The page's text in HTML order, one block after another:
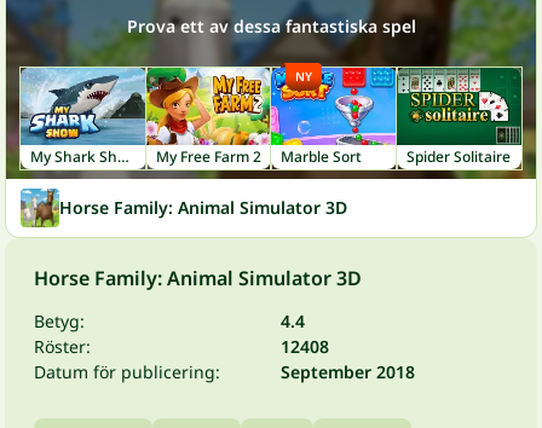
Prova ett av dessa fantastiska spel
My Shark Show My Free Farm 2 Marble Sort
NY
Spider Solitaire
Horse Family: Animal Simulator 3D
Horse Family: Animal Simulator 3D
Betyg:
4.4
Röster:
12408
Datum för publicering:
September 2018